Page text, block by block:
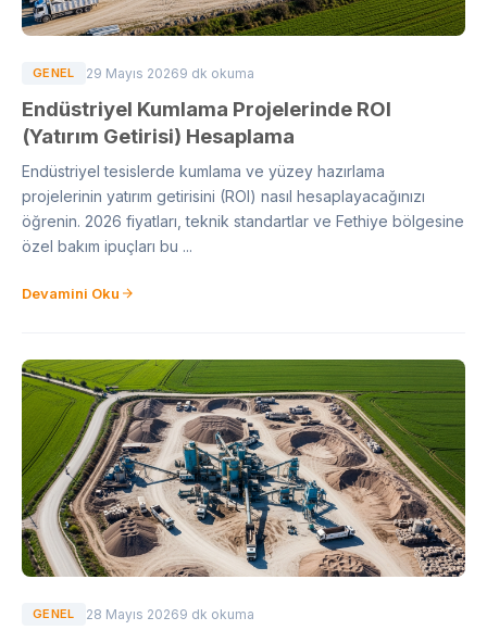
GENEL 29 Mayıs 20269 dk okuma
Endüstriyel Kumlama Projelerinde ROI
(Yatırım Getirisi) Hesaplama
Endüstriyel tesislerde kumlama ve yüzey hazırlama
projelerinin yatırım getirisini (ROI) nasıl hesaplayacağınızı
öğrenin. 2026 fiyatları, teknik standartlar ve Fethiye bölgesine
özel bakım ipuçları bu ...
Devamini Oku
GENEL 28 Mayıs 20269 dk okuma